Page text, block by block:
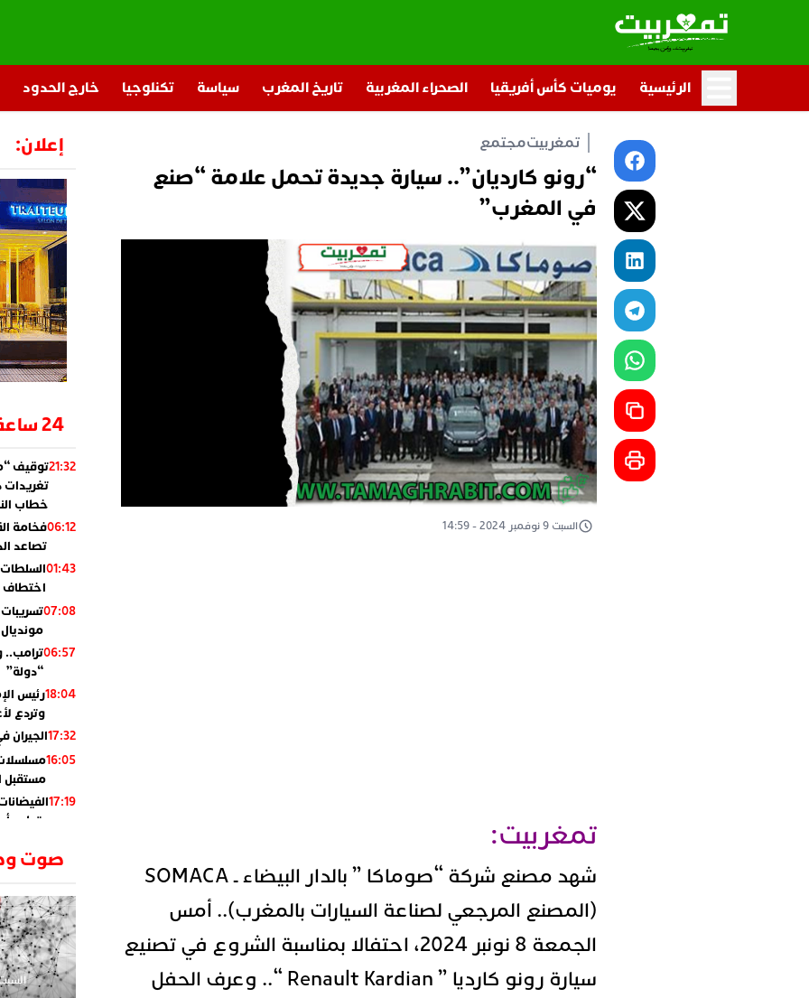
الرئيسية يوميات كأس أفريقيا الصحراء المغربية تاريخ المغرب سياسة تكنلوجيا خارج الحدود
تمغربيتمجتمع
“رونو كارديان”.. سيارة جديدة تحمل علامة “صنع
في المغرب”
السبت 9 نوفمبر 2024 - 14:59
تمغربيت:
شهد مصنع شركة “صوماكا ” بالدار البيضاء ـ SOMACA
(المصنع المرجعي لصناعة السيارات بالمغرب).. أمس
الجمعة 8 نونبر 2024، احتفالا بمناسبة الشروع في تصنيع
سيارة رونو كارديا ” Renault Kardian “.. وعرف الحفل
إعلان:
24 ساعة
21:32توقيف
خطاب
06:12فخامة
تصاعد
01:43
اختطاف
07:08
مونديال 2010
06:57ترامب..
“دولة”
18:04رئيس
وتردع
17:32الجيران
16:05
مستقبل
17:19
وتطرح
الجزائر
وسقوط
02:06
الركراكي
01:55
هي
صوت
السبت 1 فبراير 2025